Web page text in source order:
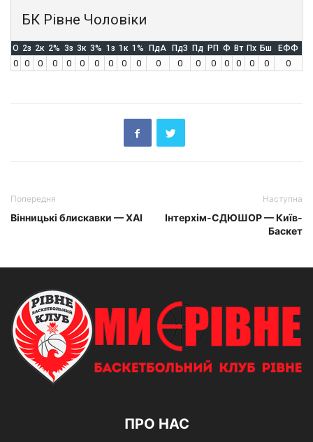
БК Рівне Чоловіки
O 2з 2к 2% 3з 3к 3% 1з 1к 1% ПдА ПдЗ Пд РП Ф Вт Пх Бш ЕФФ
0 0 0 0 0 0 0 0 0 0 0 0 0 0 0 0 0 0 0
Попередня
Вінницькі блискавки — ХАІ
Наступна
Інтерхім-СДЮШОР — Київ-
Баскет
ПРО НАС